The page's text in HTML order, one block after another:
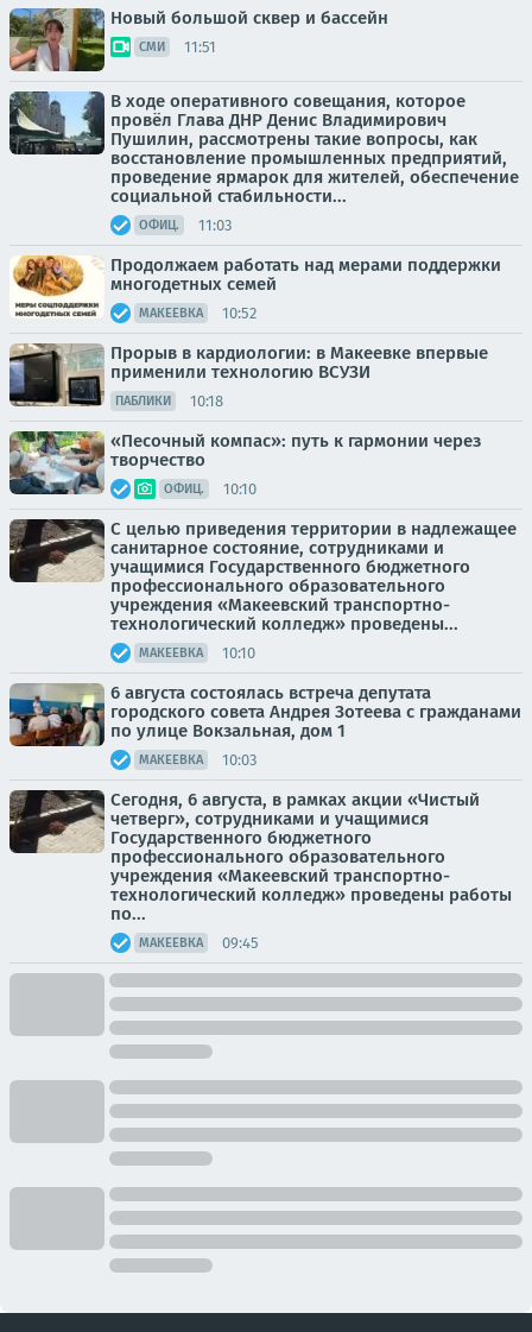
Новый большой сквер и бассейн
СМИ 11:51
В ходе оперативного совещания, которое
провёл Глава ДНР Денис Владимирович
Пушилин, рассмотрены такие вопросы, как
восстановление промышленных предприятий,
проведение ярмарок для жителей, обеспечение
социальной стабильности...
ОФИЦ. 11:03
Продолжаем работать над мерами поддержки
многодетных семей
МАКЕЕВКА 10:52
Прорыв в кардиологии: в Макеевке впервые
применили технологию ВСУЗИ
ПАБЛИКИ 10:18
«Песочный компас»: путь к гармонии через
творчество
ОФИЦ. 10:10
С целью приведения территории в надлежащее
санитарное состояние, сотрудниками и
учащимися Государственного бюджетного
профессионального образовательного
учреждения «Макеевский транспортно-
технологический колледж» проведены...
МАКЕЕВКА 10:10
6 августа состоялась встреча депутата
городского совета Андрея Зотеева с гражданами
по улице Вокзальная, дом 1
МАКЕЕВКА 10:03
Сегодня, 6 августа, в рамках акции «Чистый
четверг», сотрудниками и учащимися
Государственного бюджетного
профессионального образовательного
учреждения «Макеевский транспортно-
технологический колледж» проведены работы
по...
МАКЕЕВКА 09:45